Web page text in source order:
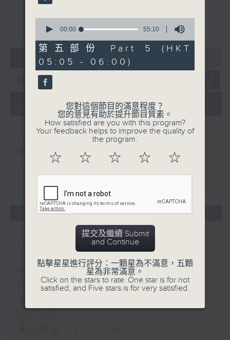
重溫 CATCHUP
07 - 08 2026
09/08/2026
Night Music on Radio 3
網上直播完畢稍後提供節目重溫。
08/08/2026
Night Music on Radio 3
足本 Full (HKT 01:05 - 06:00)
第一部份 Part 1 (HKT 01:05 -
02:00)
seconds
55
minutes,
10
seconds
00:00 55:10
第五部份 Part 5 (HKT
05:05 - 06:00)
您對這個節目的滿意程度？
您的意見有助於提升節目質素。
How satisfied are you with this program?
Your feedback helps to improve the quality of
the program.
☆ ☆ ☆ ☆ ☆
提交及繼續 Submit
and Continue
點擊星星進行評分：一顆星為不滿意，五顆
星為非常滿意。
Click on the stars to rate: One star is for not
satisfied, and Five stars is for very satisfied.